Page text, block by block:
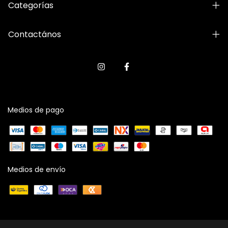
Categorías
Contactános
Medios de pago
Medios de envío